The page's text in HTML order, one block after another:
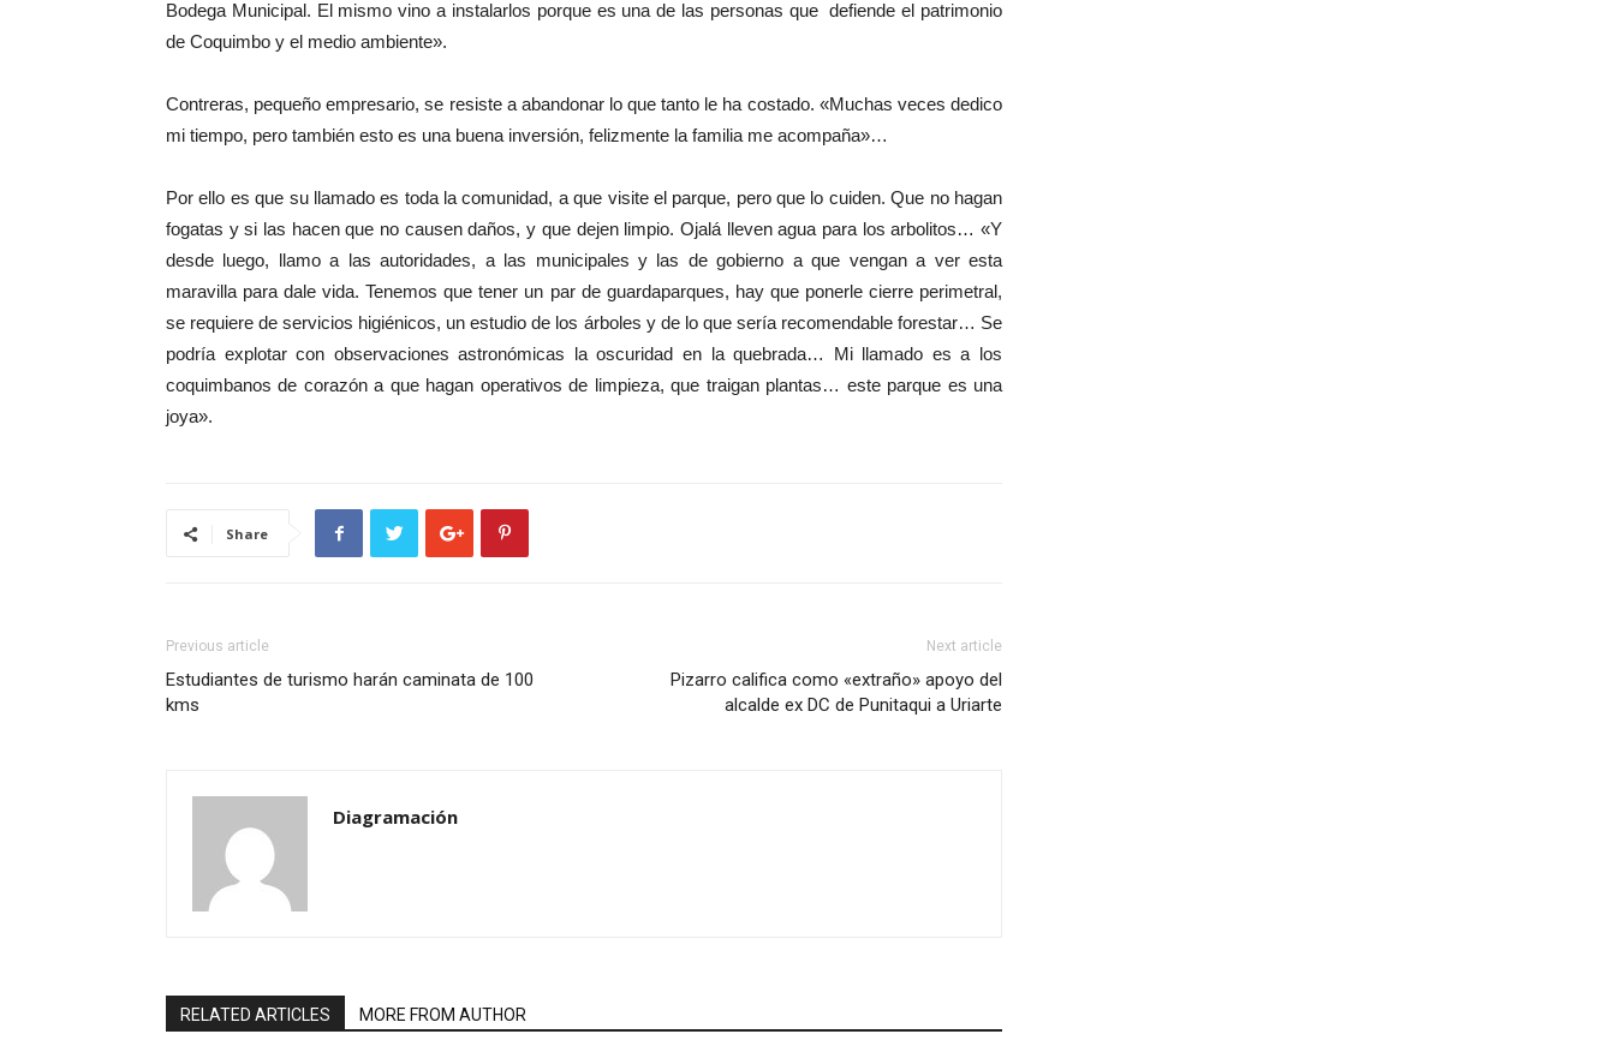
Bodega Municipal. El mismo vino a instalarlos porque es una de las personas que defiende el patrimonio
de Coquimbo y el medio ambiente».
Contreras, pequeño empresario, se resiste a abandonar lo que tanto le ha costado. «Muchas veces dedico
mi tiempo, pero también esto es una buena inversión, felizmente la familia me acompaña»…
Por ello es que su llamado es toda la comunidad, a que visite el parque, pero que lo cuiden. Que no hagan
fogatas y si las hacen que no causen daños, y que dejen limpio. Ojalá lleven agua para los arbolitos… «Y
desde luego, llamo a las autoridades, a las municipales y las de gobierno a que vengan a ver esta
maravilla para dale vida. Tenemos que tener un par de guardaparques, hay que ponerle cierre perimetral,
se requiere de servicios higiénicos, un estudio de los árboles y de lo que sería recomendable forestar… Se
podría explotar con observaciones astronómicas la oscuridad en la quebrada… Mi llamado es a los
coquimbanos de corazón a que hagan operativos de limpieza, que traigan plantas… este parque es una
joya».
Share
Previous article
Estudiantes de turismo harán caminata de 100
kms
Next article
Pizarro califica como «extraño» apoyo del
alcalde ex DC de Punitaqui a Uriarte
Diagramación
RELATED ARTICLES MORE FROM AUTHOR